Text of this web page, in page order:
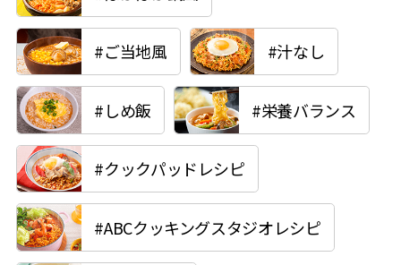
#ご当地風 #汁なし
#しめ飯 #栄養バランス
#クックパッドレシピ
#ABCクッキングスタジオレシピ